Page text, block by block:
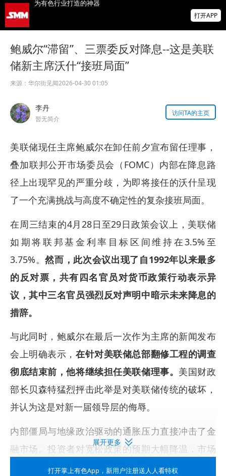
概念股普涨，现货黄金突破4350
北京楼市新政：非京籍五环内社保满1年即可
购房 适度提高公积金最高贷款额度
打开APP
鲍威尔“滞留”、三票委反对降息--这是美联
储新主席沃什“接班局面”
来源： 华尔街见闻2026-04-30 01:05
李丹
暂无简介
访问TA的主页
美联储现任主席鲍威尔在卸任前夕宣布留任理事，
叠加联邦公开市场委员会（FOMC）内部在降息路
径上出现罕见的严重分歧，为即将接任的沃什呈现
了一个充满挑战与高度不确定性的复杂接班局面。
在周三结束的4月28日至29日政策会议上，美联储
如期将联邦基金利率目标区间维持在3.5%至
3.75%。然而，此次会议出现了自1992年以来最多
的反对票，共有四名官员对货币政策行动表示异
议，其中三名官员强烈反对声明中暗示未来降息的
措辞。
与此同时，鲍威尔在最后一次作为主席的新闻发布
会上明确表示， 在针对美联储总部翻修工程的调查
彻底结束前，他将继续担任美联储理事。 美国财政
部长贝森特猛烈抨击此举是对美联储传统的破坏，
并认为这是对新一届领导层的侮辱。
内部僵局与地缘政治驱动的通胀压力直接冲击了金
融市场。投资者对宽松政策的预期大幅降温，市场
定价显示今年降息的概率已急剧萎缩，这使得主张
展开更多
打开掌上有色App ，新用户注册送人人看特权